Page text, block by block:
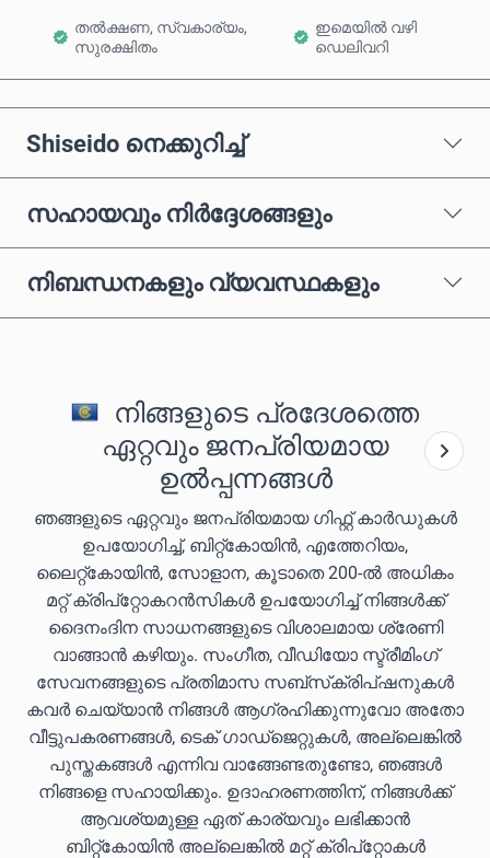
തൽക്ഷണ, സ്വകാര്യം,
സുരക്ഷിതം
ഇമെയിൽ വഴി
ഡെലിവറി
Shiseido നെക്കുറിച്ച്
സഹായവും നിർദ്ദേശങ്ങളും
നിബന്ധനകളും വ്യവസ്ഥകളും
നിങ്ങളുടെ പ്രദേശത്തെ
ഏറ്റവും ജനപ്രിയമായ
ഉൽപ്പന്നങ്ങൾ
ഞങ്ങളുടെ ഏറ്റവും ജനപ്രിയമായ ഗിഫ്റ്റ് കാർഡുകൾ
ഉപയോഗിച്ച്, ബിറ്റ്കോയിൻ, എത്തേറിയം,
ലൈറ്റ്കോയിൻ, സോളാന, കൂടാതെ 200-ൽ അധികം
മറ്റ് ക്രിപ്‌റ്റോകറൻസികൾ ഉപയോഗിച്ച് നിങ്ങൾക്ക്
ദൈനംദിന സാധനങ്ങളുടെ വിശാലമായ ശ്രേണി
വാങ്ങാൻ കഴിയും. സംഗീത, വീഡിയോ സ്ട്രീമിംഗ്
സേവനങ്ങളുടെ പ്രതിമാസ സബ്‌സ്‌ക്രിപ്‌ഷനുകൾ
കവർ ചെയ്യാൻ നിങ്ങൾ ആഗ്രഹിക്കുന്നുവോ അതോ
വീട്ടുപകരണങ്ങൾ, ടെക് ഗാഡ്‌ജെറ്റുകൾ, അല്ലെങ്കിൽ
പുസ്തകങ്ങൾ എന്നിവ വാങ്ങേണ്ടതുണ്ടോ, ഞങ്ങൾ
നിങ്ങളെ സഹായിക്കും. ഉദാഹരണത്തിന്, നിങ്ങൾക്ക്
ആവശ്യമുള്ള ഏത് കാര്യവും ലഭിക്കാൻ
ബിറ്റ്കോയിൻ അല്ലെങ്കിൽ മറ്റ് ക്രിപ്‌റ്റോകൾ